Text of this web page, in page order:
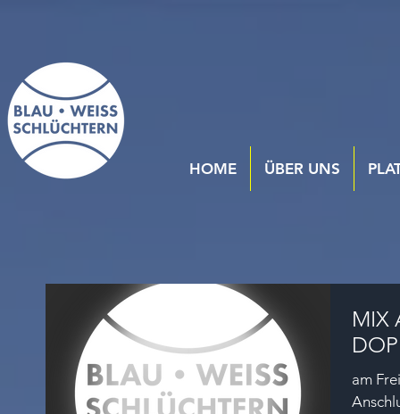
MIX
am
HOME ÜBER UNS